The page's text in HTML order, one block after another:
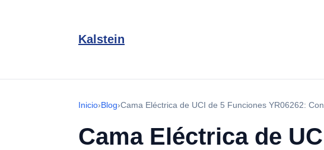
Kalstein
Inicio›Blog›Cama Eléctrica de UCI de 5 Funciones YR06262:
Cama Eléctrica de